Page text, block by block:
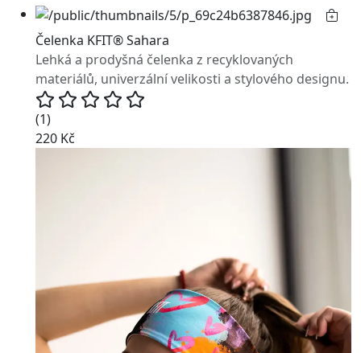
Čelenka KFIT® Sahara
Lehká a prodyšná čelenka z recyklovaných
materiálů, univerzální velikosti a stylového designu.
(1)
220 Kč